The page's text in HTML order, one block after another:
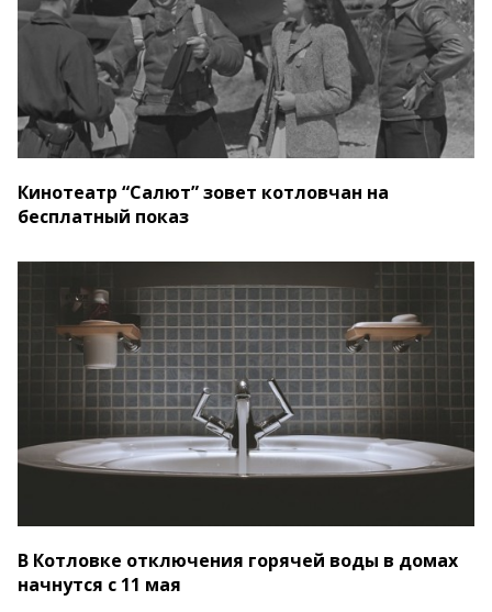
Кинотеатр “Салют” зовет котловчан на
бесплатный показ
В Котловке отключения горячей воды в домах
начнутся с 11 мая